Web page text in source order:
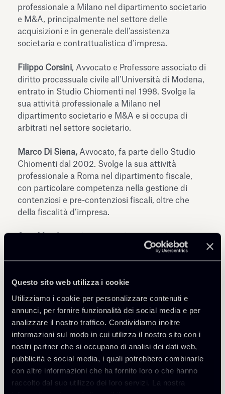
Questo sito web utilizza i cookie
Utilizziamo i cookie per personalizzare contenuti e
annunci, per fornire funzionalità dei social media e per
analizzare il nostro traffico. Condividiamo inoltre
informazioni sul modo in cui utilizza il nostro sito con i
nostri partner che si occupano di analisi dei dati web,
pubblicità e social media, i quali potrebbero combinarle
con altre informazioni che ha fornito loro o che hanno
raccolto dal suo utilizzo dei loro servizi. La nostra
professionale a Milano nel dipartimento societario
e M&A, principalmente nel settore delle
acquisizioni e in generale dell’assistenza
societaria e contrattualistica d’impresa.
Filippo Corsini, Avvocato e Professore associato di
diritto processuale civile all’Università di Modena,
entrato in Studio Chiomenti nel 1998. Svolge la
sua attività professionale a Milano nel
dipartimento societario e M&A e si occupa di
arbitrati nel settore societario.
Marco Di Siena, Avvocato, fa parte dello Studio
Chiomenti dal 2002. Svolge la sua attività
professionale a Roma nel dipartimento fiscale,
con particolare competenza nella gestione di
contenziosi e pre-contenziosi fiscali, oltre che
della fiscalità d’impresa.
cinese a Ca’ Foscari ed in legge, Avvocato. Svolge
la sua attività professionale a Pechino dal 1997 e
dipartimento societario e M&A; fluente in cinese
mandarino oltre che in inglese, ha maturato
particolare esperienza negli investimenti in Cina,
e in generale dell’assistenza societaria e
contrattualistica d’impresa ad imprese operanti
nel mercato asiatico.
Sebastiano Zimmitti, Avvocato, fa parte dello
Studio Chiomenti dal 1996. Svolge la sua attività